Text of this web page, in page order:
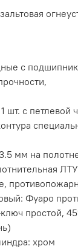
с
шт. с петлевой
мм на
Фуаро
простой,
хром